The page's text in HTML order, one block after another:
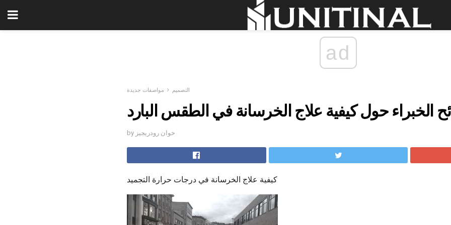
ad
التصميم مواصفات جديدة
الخبراء حول كيفية علاج الخرسانة في الطقس البارد
by خوان رودريجيز
كيفية علاج الخرسانة في درجات حرارة التجميد